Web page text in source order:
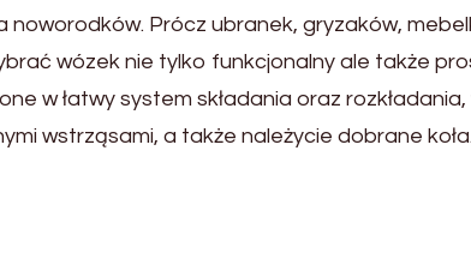
noworodków. Prócz ubranek, gryzaków,
wózek nie tylko funkcjonalny ale także
w łatwy system składania oraz
wstrząsami, a także należycie dobrane